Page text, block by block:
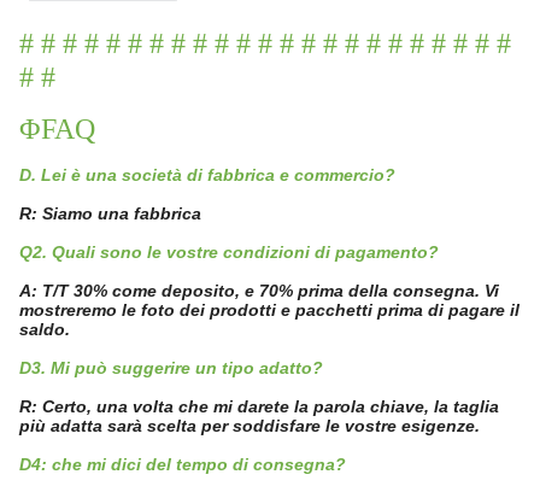
# # # # # # # # # # # # # # # # # # # # # # #
# #
ΦFAQ
D. Lei è una società di fabbrica e commercio?
R: Siamo una fabbrica
Q2. Quali sono le vostre condizioni di pagamento?
A: T/T 30% come deposito, e 70% prima della consegna. Vi
mostreremo le foto dei prodotti e pacchetti prima di pagare il
saldo.
D3. Mi può suggerire un tipo adatto?
R: Certo, una volta che mi darete la parola chiave, la taglia
più adatta sarà scelta per soddisfare le vostre esigenze.
D4: che mi dici del tempo di consegna?